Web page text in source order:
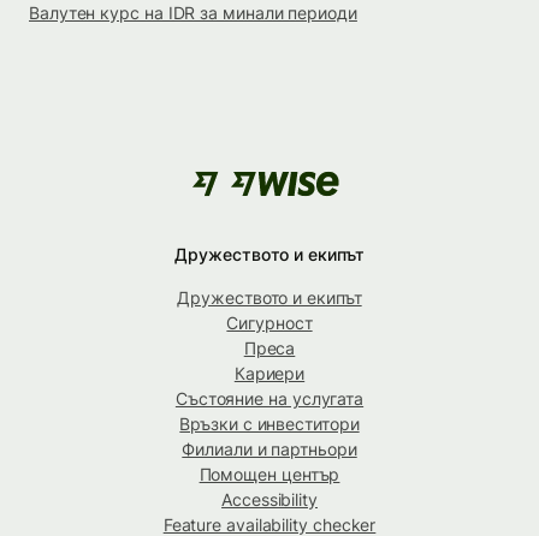
Валутен курс на IDR за минали периоди
Дружеството и екипът
Дружеството и екипът
Сигурност
Преса
Кариери
Състояние на услугата
Връзки с инвеститори
Филиали и партньори
Помощен център
Accessibility
Feature availability checker